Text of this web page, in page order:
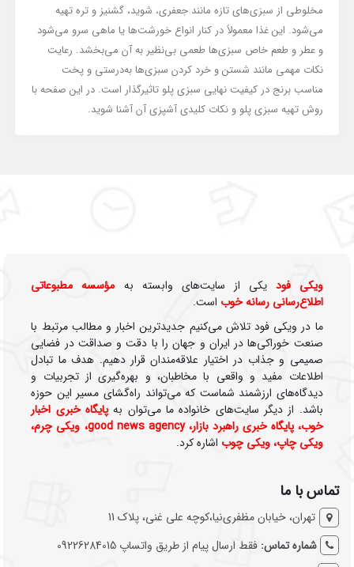
مخلوطی از سبزی‌های تازه مانند جعفری، شوید، گشنیز و تره تهیه
می‌شود. این غذا معمولاً در کنار انواع خورشت‌ها یا ماهی سرو می‌شود
و عطر و طعم خاص سبزی‌ها طعمی بی‌نظیر به آن می‌بخشد. رعایت
نکات مهمی مانند شستن و خرد کردن سبزی‌ها به‌درستی و پخت
مناسب برنج در کیفیت نهایی سبزی پلو تاثیرگذار است. در این صفحه با
روش تهیه سبزی پلو و نکات کلیدی آشپزی آن آشنا شوید.
ویکی‌ فود یکی از سایت‌های وابسته به مؤسسه مطبوعاتی
اطلاع‌رسانی رسانه خوب است.
ما در ویکی‌ فود تلاش می‌کنیم جدیدترین اخبار و مطالب مرتبط با
صنعت خوراکی‌ها در ایران و جهان را با دقت و صداقت در فضایی
صمیمی و جذاب در اختیار علاقه‌مندان قرار دهیم. هدف ما تبادل
اطلاعات مفید و واقعی با مخاطبان، و بهره‌گیری از تجربیات و
دیدگاه‌های ارزشمند شماست که می‌تواند راه‌گشای مسیر این حوزه
باشد. از دیگر سایت‌های خانواده ما می‌توان به پایگاه خبری اخبار
خوب،پایگاه خبری راهبرد بازار،good news agency، ویکی چرم،
ویکی چاپ،ویکی چوب اشاره کرد.
تماس با ما
تهران، خیابان مظفری‌نیا،کوچه علی غنی، پلاک 11
شماره تماس:فقط ارسال پیام از طریق واتساپ 09226284015